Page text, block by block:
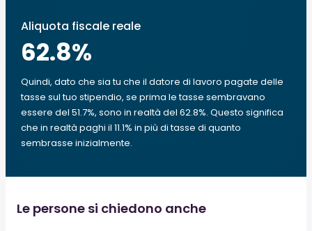
Aliquota fiscale reale
62.8%
Quindi, dato che sia tu che il datore di lavoro pagate delle
tasse sul tuo stipendio, se prima le tasse sembravano
essere del 51.7%, sono in realtà del 62.8%. Questo significa
che in realtà paghi il 11.1% in più di tasse di quanto
sembrasse inizialmente.
Le persone si chiedono anche